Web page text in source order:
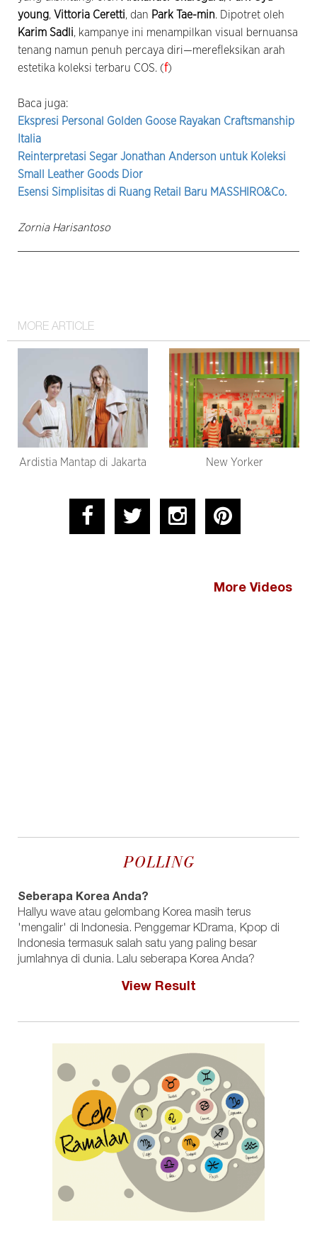
young, Vittoria Ceretti, dan Park Tae-min. Dipotret oleh
Karim Sadli, kampanye ini menampilkan visual bernuansa
tenang namun penuh percaya diri—merefleksikan arah
estetika koleksi terbaru COS. (f)
Baca juga:
Ekspresi Personal Golden Goose Rayakan Craftsmanship
Italia
Reinterpretasi Segar Jonathan Anderson untuk Koleksi
Small Leather Goods Dior
Esensi Simplisitas di Ruang Retail Baru MASSHIRO&Co.
Zornia Harisantoso
MORE ARTICLE
Ardistia Mantap di Jakarta New Yorker
More Videos
POLLING
Seberapa Korea Anda?
Hallyu wave atau gelombang Korea masih terus
'mengalir' di Indonesia. Penggemar KDrama, Kpop di
Indonesia termasuk salah satu yang paling besar
jumlahnya di dunia. Lalu seberapa Korea Anda?
View Result